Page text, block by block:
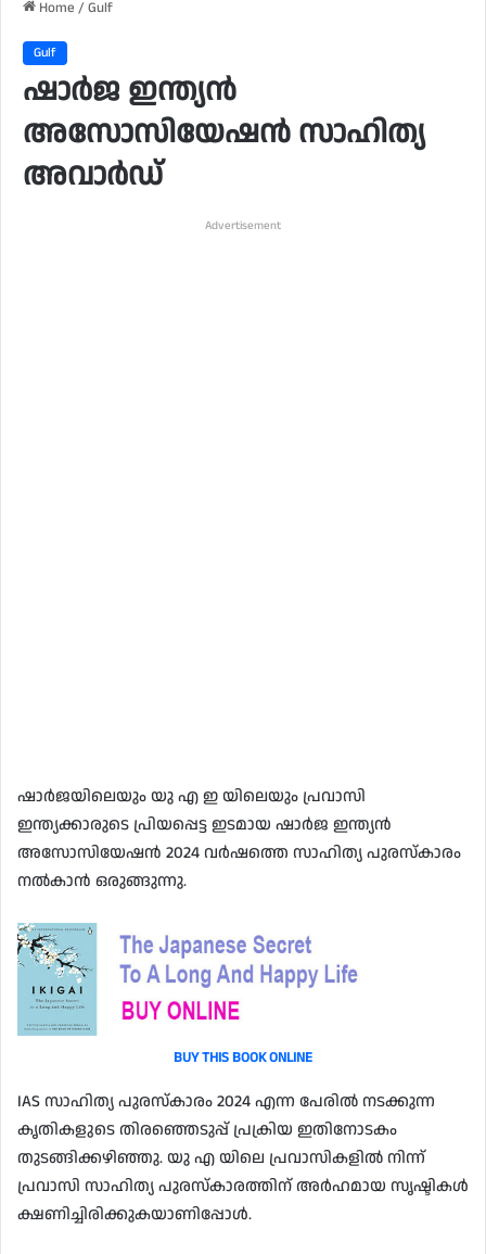
Home /Gulf
Gulf
ഷാർജ ഇന്ത്യൻ
അസോസിയേഷൻ സാഹിത്യ
അവാർഡ്
Advertisement
ഷാർജയിലെയും യു എ ഇ യിലെയും പ്രവാസി
ഇന്ത്യക്കാരുടെ പ്രിയപ്പെട്ട ഇടമായ ഷാർജ ഇന്ത്യൻ
അസോസിയേഷൻ 2024 വർഷത്തെ സാഹിത്യ പുരസ്‌കാരം
നൽകാൻ ഒരുങ്ങുന്നു.
BUY THIS BOOK ONLINE
IAS സാഹിത്യ പുരസ്കാരം 2024 എന്ന പേരിൽ നടക്കുന്ന
കൃതികളുടെ തിരഞ്ഞെടുപ്പ് പ്രക്രിയ ഇതിനോടകം
തുടങ്ങിക്കഴിഞ്ഞു. യു എ യിലെ പ്രവാസികളിൽ നിന്ന്
പ്രവാസി സാഹിത്യ പുരസ്കാരത്തിന് അർഹമായ സൃഷ്ടികൾ
ക്ഷണിച്ചിരിക്കുകയാണിപ്പോൾ.